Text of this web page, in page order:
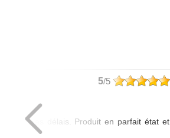
5/5
dans les délais. Produit en parfait état et